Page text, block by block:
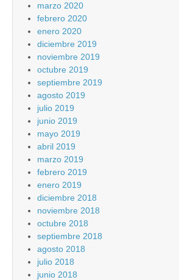
marzo 2020
febrero 2020
enero 2020
diciembre 2019
noviembre 2019
octubre 2019
septiembre 2019
agosto 2019
julio 2019
junio 2019
mayo 2019
abril 2019
marzo 2019
febrero 2019
enero 2019
diciembre 2018
noviembre 2018
octubre 2018
septiembre 2018
agosto 2018
julio 2018
junio 2018